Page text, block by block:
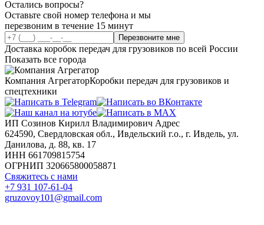
Остались вопросы?
Оставьте свой номер телефона и мы
перезвоним в течение 15 минут
Перезвоните мне
Доставка коробок передач для грузовиков по всей России
Показать все города
Компания АгрегаторКоробки передач для грузовиков и
спецтехники
ИП Созинов Кирилл Владимирович Адрес
624590, Свердловская обл., Ивдельский г.о., г. Ивдель, ул.
Данилова, д. 88, кв. 17
ИНН 661709815754
ОГРНИП 320665800058871
Свяжитесь с нами
+7 931 107-61-04
gruzovoy101@gmail.com